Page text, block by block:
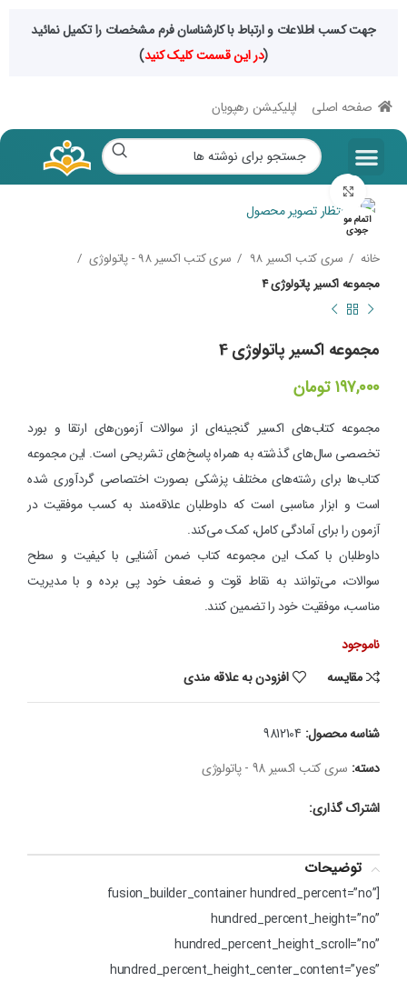
جهت کسب اطلاعات و ارتباط با کارشناسان فرم مشخصات را تکمیل نمائید
(در این قسمت کلیک کنید)
صفحه اصلی اپلیکیشن رهپویان
اتمام مو
جودی
خانه سری کتب اکسیر 98
سری کتب اکسیر 98 - پاتولوژی
مجموعه اکسیر پاتولوژی 4
مجموعه اکسیر پاتولوژی 4
۱۹۷,۰۰۰ تومان
مجموعه کتاب‌های اکسیر گنجینه‌ای از سوالات آزمون‌های ارتقا و بورد
تخصصی سال‌های گذشته به همراه پاسخ‌های تشریحی است. این مجموعه
کتاب‌ها برای رشته‌های مختلف پزشکی بصورت اختصاصی گردآوری شده
است و ابزار مناسبی است که داوطلبان علاقه‌مند به کسب موفقیت در
آزمون را برای آمادگی کامل، کمک می‌کند.
داوطلبان با کمک این مجموعه کتاب ضمن آشنایی با کیفیت و سطح
سوالات، می‌توانند به نقاط قوت و ضعف خود پی برده و با مدیریت
مناسب، موفقیت خود را تضمین کنند.
ناموجود
مقایسه
افزودن به علاقه مندی
شناسه محصول: 9812104
دسته: سری کتب اکسیر 98 - پاتولوژی
اشتراک گذاری:
توضیحات
[fusion_builder_container hundred_percent=”no”
hundred_percent_height=”no”
hundred_percent_height_scroll=”no”
hundred_percent_height_center_content=”yes”